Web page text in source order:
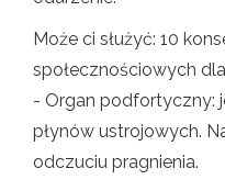
Może ci służyć: 10
społecznościowych
- Organ podfortyczny:
płynów ustrojowych.
odczuciu pragnienia.